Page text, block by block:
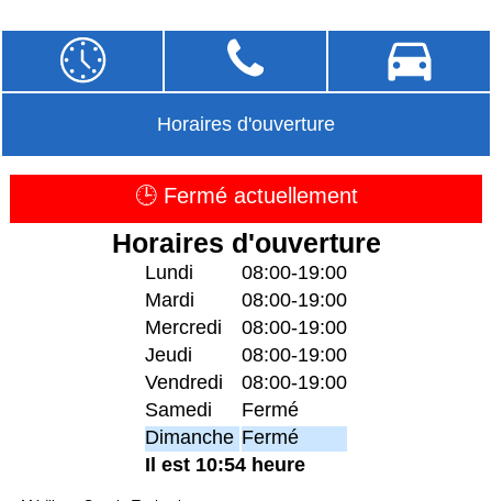
Horaires d'ouverture
🕒 Fermé actuellement
Horaires d'ouverture
Lundi
08:00-19:00
Mardi
08:00-19:00
Mercredi
08:00-19:00
Jeudi
08:00-19:00
Vendredi
08:00-19:00
Samedi
Fermé
Dimanche Fermé
Il est 10:54 heure